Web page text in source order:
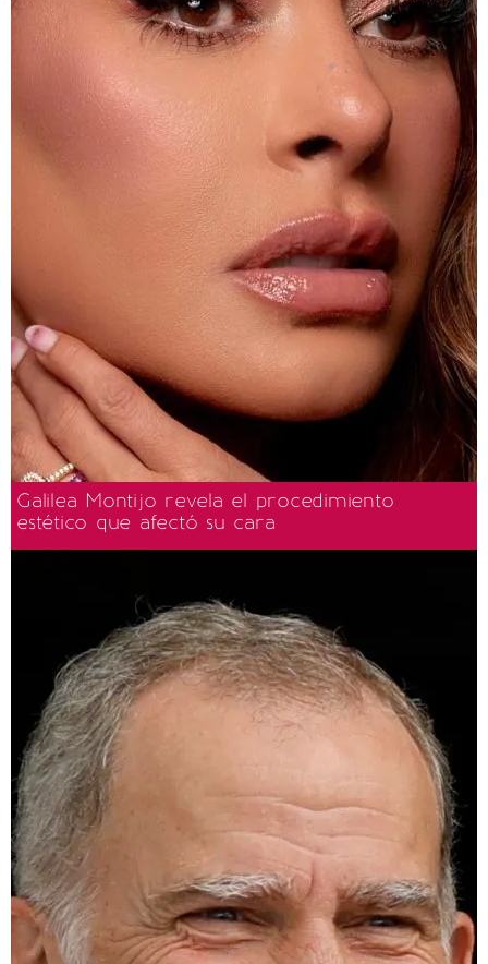
Galilea Montijo revela el procedimiento
estético que afectó su cara